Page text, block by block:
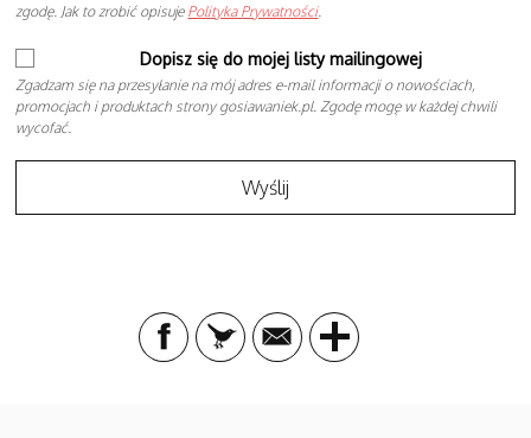
zgodę. Jak to zrobić opisuje Polityka Prywatności.
Dopisz się do mojej listy mailingowej
Zgadzam się na przesyłanie na mój adres e-mail informacji o nowościach,
promocjach i produktach strony gosiawaniek.pl. Zgodę mogę w każdej chwili
wycofać.